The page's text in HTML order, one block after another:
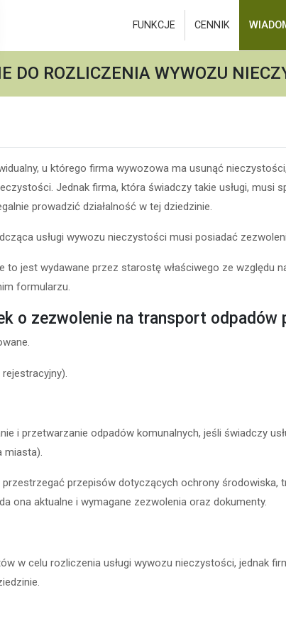
FUNKCJE CENNIK
DO ROZLICZENIA WYWOZU
u którego firma wywozowa ma usunąć
Jednak firma, która świadczy takie usługi, musi
prowadzić działalność w tej dziedzinie.
usługi wywozu nieczystości musi posiadać
to jest wydawane przez starostę właściwego ze względu
formularzu.
o zezwolenie na transport odpadów
i przetwarzanie odpadów komunalnych, jeśli świadczy
przepisów dotyczących ochrony
ona aktualne i wymagane zezwolenia oraz dokumenty.
w celu rozliczenia usługi wywozu nieczystości, jednak